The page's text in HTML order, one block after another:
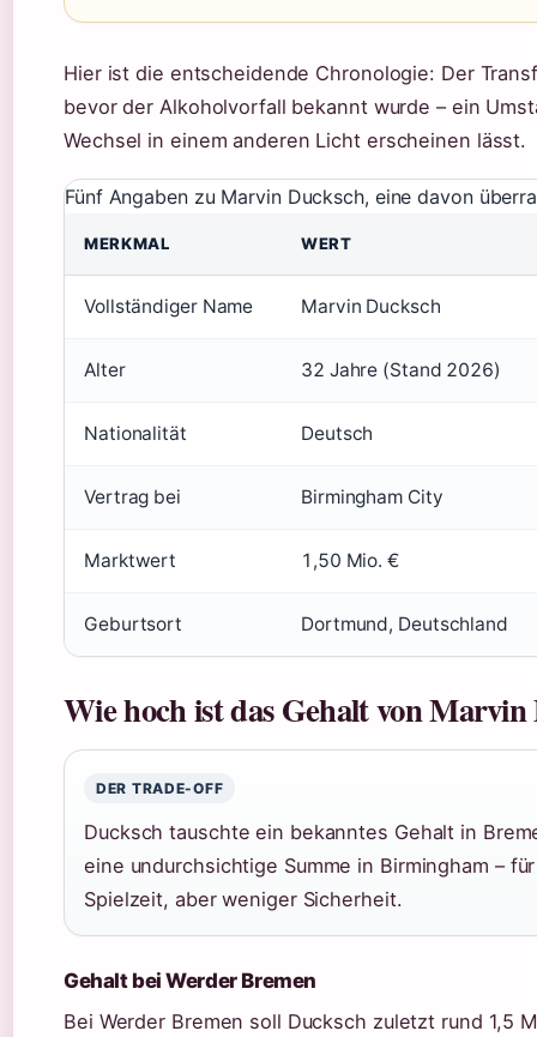
Hier ist die entscheidende Chronologie: Der
bevor der Alkoholvorfall bekannt wurde – ein
Wechsel in einem anderen Licht erscheinen lässt.
Fünf Angaben zu Marvin Ducksch, eine davon
MERKMAL WERT
Vollständiger Name Marvin Ducksch
Alter 32 Jahre (Stand 2026)
Nationalität Deutsch
Vertrag bei Birmingham City
Marktwert 1,50 Mio. €
Geburtsort Dortmund, Deutschland
Wie hoch ist das Gehalt von Marvin
DER TRADE-OFF
Ducksch tauschte ein bekanntes Gehalt in
eine undurchsichtige Summe in Birmingham –
Spielzeit, aber weniger Sicherheit.
Gehalt bei Werder Bremen
Bei Werder Bremen soll Ducksch zuletzt rund 1,5